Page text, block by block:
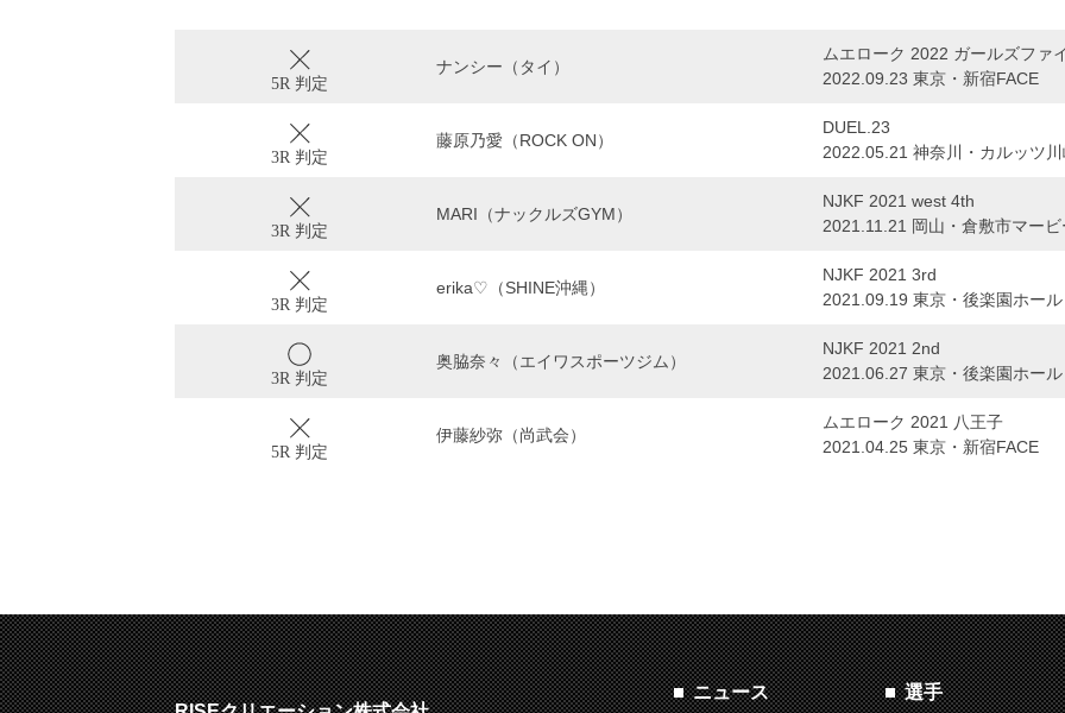
5R 判定
ナンシー（タイ）
ムエローク 2022 ガールズファ
2022.09.23 東京・新宿FACE
3R 判定
藤原乃愛（ROCK ON）
DUEL.23
2022.05.21 神奈川・カルッツ
3R 判定
MARI（ナックルズGYM）
NJKF 2021 west 4th
2021.11.21 岡山・倉敷市マー
3R 判定
erika♡（SHINE沖縄）
NJKF 2021 3rd
2021.09.19 東京・後楽園ホール
3R 判定
奥脇奈々（エイワスポーツジム）
NJKF 2021 2nd
2021.06.27 東京・後楽園ホール
5R 判定
伊藤紗弥（尚武会）
ムエローク 2021 八王子
2021.04.25 東京・新宿FACE
ニュース 選手